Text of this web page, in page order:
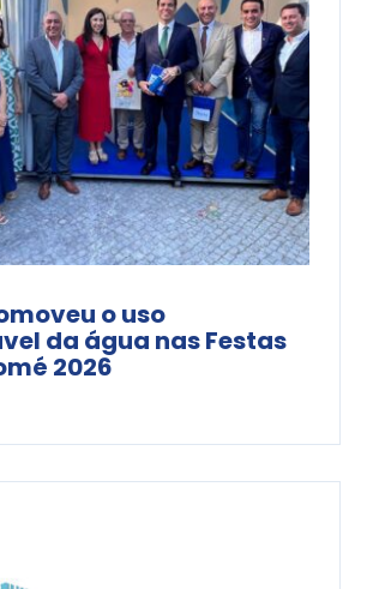
o uso
da água nas Festas
2026